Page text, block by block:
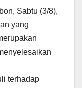
Sabtu (3/8),
yang
terhadap